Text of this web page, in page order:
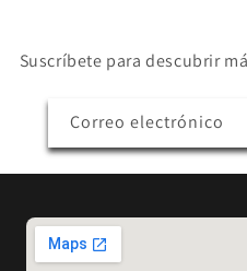
Suscríbete para descubrir
Correo electrónico